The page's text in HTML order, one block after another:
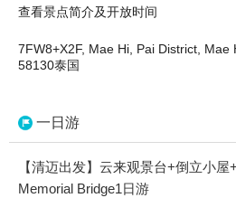
查看景点简介及开放时间
7FW8+X2F, Mae Hi, Pai District, Mae
58130泰国
一日游
【清迈出发】云来观景台+倒立小屋
Memorial Bridge1日游